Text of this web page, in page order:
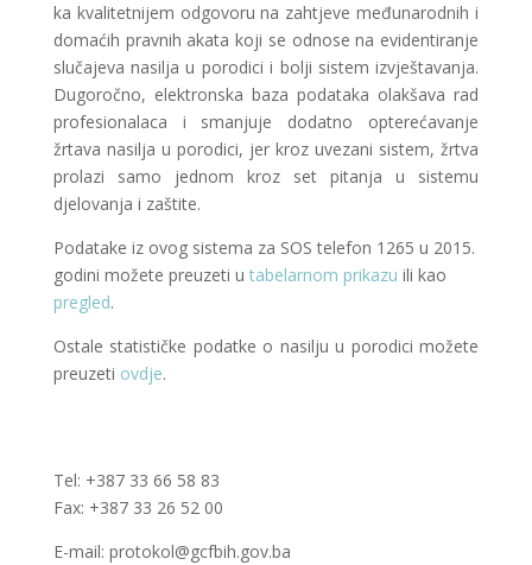
ka kvalitetnijem odgovoru na zahtjeve međunarodnih i
domaćih pravnih akata koji se odnose na evidentiranje
slučajeva nasilja u porodici i bolji sistem izvještavanja.
Dugoročno, elektronska baza podataka olakšava rad
profesionalaca i smanjuje dodatno opterećavanje
žrtava nasilja u porodici, jer kroz uvezani sistem, žrtva
prolazi samo jednom kroz set pitanja u sistemu
djelovanja i zaštite.
Podatake iz ovog sistema za SOS telefon 1265 u 2015.
godini možete preuzeti u tabelarnom prikazu ili kao
pregled.
Ostale statističke podatke o nasilju u porodici možete
preuzeti ovdje.
Tel: +387 33 66 58 83
Fax: +387 33 26 52 00
E-mail: protokol@gcfbih.gov.ba